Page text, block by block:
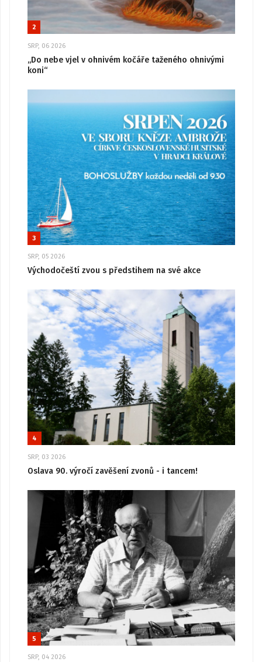
2
SRP, 06 2026
„Do nebe vjel v ohnivém kočáře taženého ohnivými
koni“
3
SRP, 05 2026
Východočeští zvou s předstihem na své akce
4
SRP, 03 2026
Oslava 90. výročí zavěšení zvonů - i tancem!
5
SRP, 04 2026